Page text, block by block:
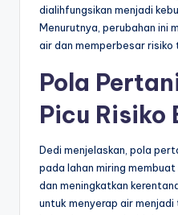
dialihfungsikan menjadi
Menurutnya, perubahan ini
air dan memperbesar risiko
Pola
Picu Risiko
Dedi menjelaskan, pola
pada lahan miring
dan meningkatkan
untuk menyerap air